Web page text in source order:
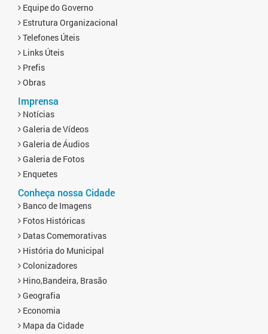
Equipe do Governo
Estrutura Organizacional
Telefones Úteis
Links Úteis
Prefis
Obras
Imprensa
Notícias
Galeria de Vídeos
Galeria de Áudios
Galeria de Fotos
Enquetes
Conheça nossa Cidade
Banco de Imagens
Fotos Históricas
Datas Comemorativas
História do Municipal
Colonizadores
Hino,Bandeira, Brasão
Geografia
Economia
Mapa da Cidade